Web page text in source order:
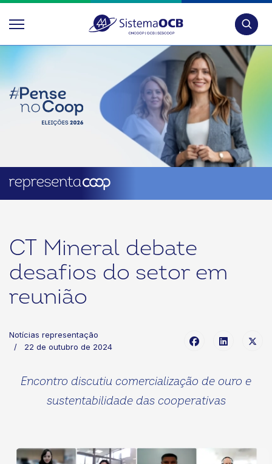
CT Mineral debate
desafios do setor em
reunião
Notícias representação
22 de outubro de 2024
Encontro discutiu comercialização de ouro e
sustentabilidade das cooperativas